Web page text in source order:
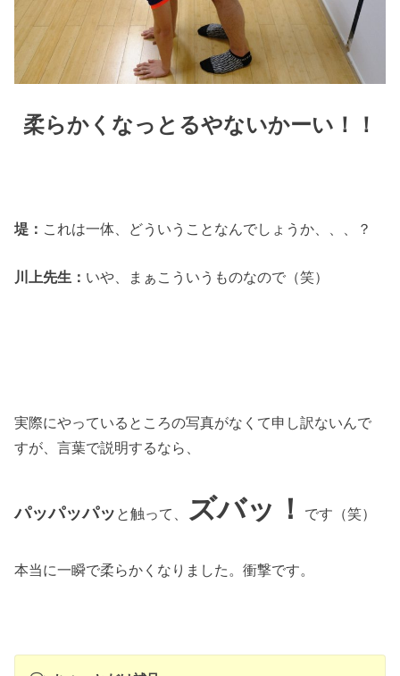
柔らかくなっとるやないかーい！！
堤： これは一体、どういうことなんでしょうか、、、？
川上先生： いや、まぁこういうものなので（笑）
実際にやっているところの写真がなくて申し訳ないんで
すが、言葉で説明するなら、
パッパッパッ と触って、 ズバッ！ です（笑）
本当に一瞬で柔らかくなりました。衝撃です。